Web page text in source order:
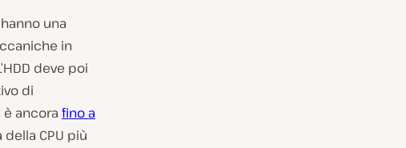
una
in
deve poi
di
è ancora fino a
CPU più